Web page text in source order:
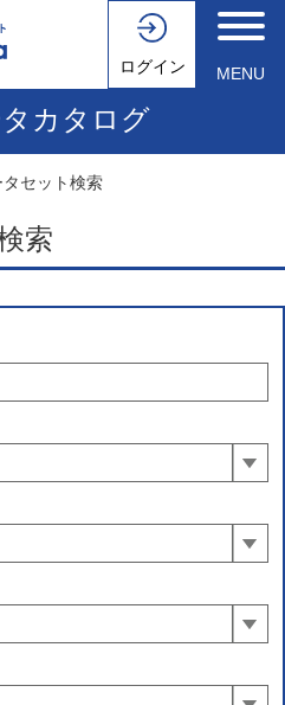
ログイン MENU
カタログ
タセット検索
索